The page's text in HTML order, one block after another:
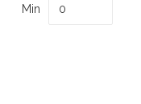
Min